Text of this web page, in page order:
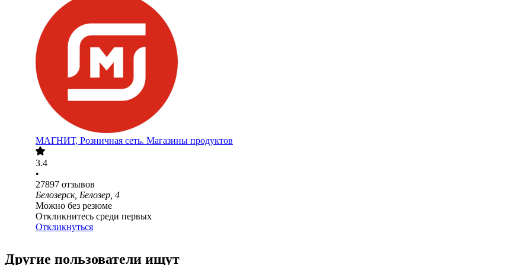
МАГНИТ, Розничная сеть. Магазины продуктов
3.4
•
27897 отзывов
Белозерск, Белозер, 4
Можно без резюме
Откликнитесь среди первых
Откликнуться
Другие пользователи ищут